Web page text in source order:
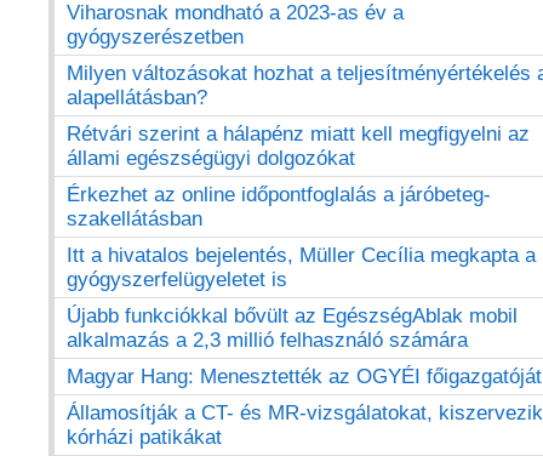
Viharosnak mondható a 2023-as év a
gyógyszerészetben
Milyen változásokat hozhat a teljesítményértékelés
alapellátásban?
Rétvári szerint a hálapénz miatt kell megfigyelni az
állami egészségügyi dolgozókat
Érkezhet az online időpontfoglalás a járóbeteg-
szakellátásban
Itt a hivatalos bejelentés, Müller Cecília megkapta a
gyógyszerfelügyeletet is
Újabb funkciókkal bővült az EgészségAblak mobil
alkalmazás a 2,3 millió felhasználó számára
Magyar Hang: Menesztették az OGYÉI főigazgatóját
Államosítják a CT- és MR-vizsgálatokat,
kórházi patikákat